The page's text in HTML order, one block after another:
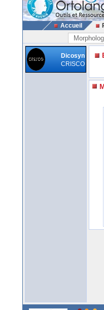
Accueil
Dicosyn
CRISCO